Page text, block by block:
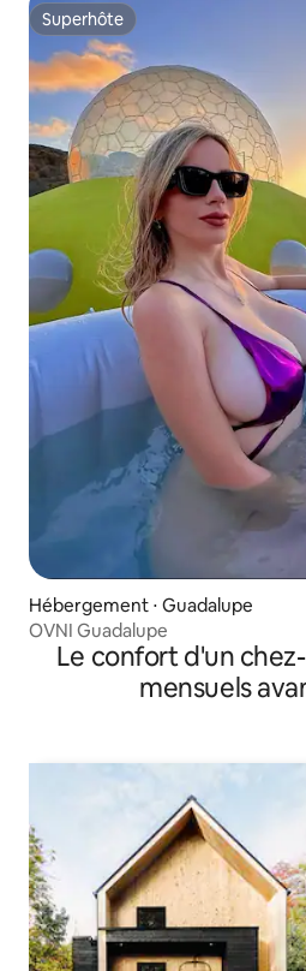
Superhôte
Superhôte
Hébergement ⋅ Guadalupe
OVNI Guadalupe
Le confort d'un
mensuels